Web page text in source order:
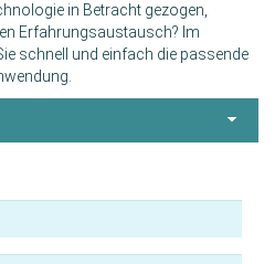
in Betracht gezogen,
Erfahrungsaustausch? Im
schnell und einfach die passende